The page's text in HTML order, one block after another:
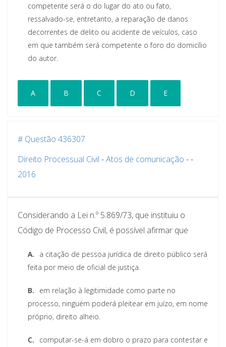
competente será o do lugar do ato ou fato,
ressalvado-se, entretanto, a reparação de danos
decorrentes de delito ou acidente de veículos, caso
em que também será competente o foro do domicílio
do autor.
A B C D E
# Questão 436307
Direito Processual Civil -Atos de comunicação --
2016
Considerando a Lei n.º 5.869/73, que instituiu o
Código de Processo Civil, é possível afirmar que
A.
a citação de pessoa jurídica de direito público será
feita por meio de oficial de justiça.
B.
em relação à legitimidade como parte no
processo, ninguém poderá pleitear em juízo, em nome
próprio, direito alheio.
C.
computar-se-á em dobro o prazo para contestar e